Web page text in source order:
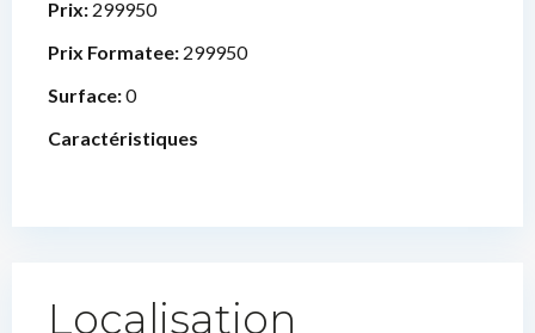
Prix: 299950
Prix Formatee: 299950
Surface:0
Caractéristiques
Localisation